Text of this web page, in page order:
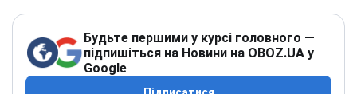
Будьте першими у курсі головного —
підпишіться на Новини на OBOZ.UA у
Google